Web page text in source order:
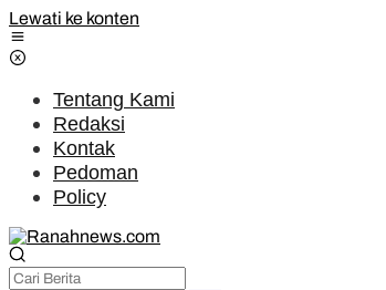
Lewati ke konten
Tentang Kami
Redaksi
Kontak
Pedoman
Policy